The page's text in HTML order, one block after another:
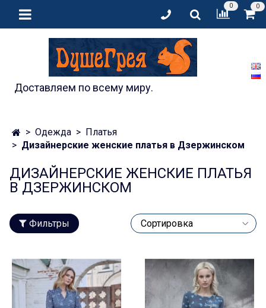
0 0
Доставляем по всему миру.
Одежда
Платья
Дизайнерские женские платья в Дзержинском
ДИЗАЙНЕРСКИЕ ЖЕНСКИЕ ПЛАТЬЯ
В ДЗЕРЖИНСКОМ
Фильтры